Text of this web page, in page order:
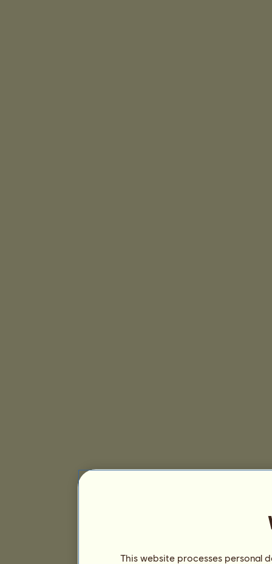
This website processes personal